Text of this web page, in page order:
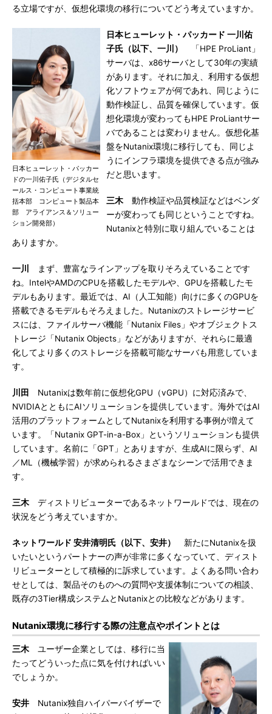
る立場ですが、仮想化環境の移行についてどう考えていますか。
日本ヒューレット・パッカー
ドの一川佑子氏（デジタルセ
ールス・コンピュート事業統
括本部 コンピュート製品本
部 アライアンス＆ソリュー
ション開発部）
日本ヒューレット・パッカード 一川佑
子氏（以下、一川）
「HPE ProLiant」
サーバは、x86サーバとして30年の実績
があります。それに加え、利用する仮想
化ソフトウェアが何であれ、同じように
動作検証し、品質を確保しています。仮
想化環境が変わってもHPE ProLiantサー
バであることは変わりません。仮想化基
盤をNutanix環境に移行しても、同じよ
うにインフラ環境を提供できる点が強み
だと思います。
三木 動作検証や品質検証などはベンダ
ーが変わっても同じということですね。
Nutanixと特別に取り組んでいることは
ありますか。
一川
まず、豊富なラインアップを取りそろえていることです
ね。IntelやAMDのCPUを搭載したモデルや、GPUを搭載したモ
デルもあります。最近では、AI（人工知能）向けに多くのGPUを
搭載できるモデルもそろえました。Nutanixのストレージサービ
スには、ファイルサーバ機能「Nutanix Files」やオブジェクトス
トレージ「Nutanix Objects」などがありますが、それらに最適
化してより多くのストレージを搭載可能なサーバも用意していま
す。
川田
Nutanixは数年前に仮想化GPU（vGPU）に対応済みで、
NVIDIAとともにAIソリューションを提供しています。海外ではAI
活用のプラットフォームとしてNutanixを利用する事例が増えて
います。「Nutanix GPT-in-a-Box」というソリューションも提供
しています。名前に「GPT」とありますが、生成AIに限らず、AI
／ML（機械学習）が求められるさまざまなシーンで活用できま
す。
三木 ディストリビューターであるネットワールドでは、現在の
状況をどう考えていますか。
ネットワールド 安井清明氏（以下、安井）
新たにNutanixを扱
いたいというパートナーの声が非常に多くなっていて、ディスト
リビューターとして積極的に訴求しています。よくある問い合わ
せとしては、製品そのものへの質問や支援体制についての相談、
既存の3Tier構成システムとNutanixとの比較などがあります。
Nutanix環境に移行する際の注意点やポイントとは
三木 ユーザー企業としては、移行に当
たってどういった点に気を付ければいい
でしょうか。
安井 Nutanix独自ハイパーバイザーで